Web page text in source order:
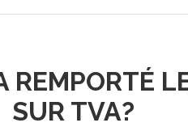
REMPORTÉ
SUR TVA?